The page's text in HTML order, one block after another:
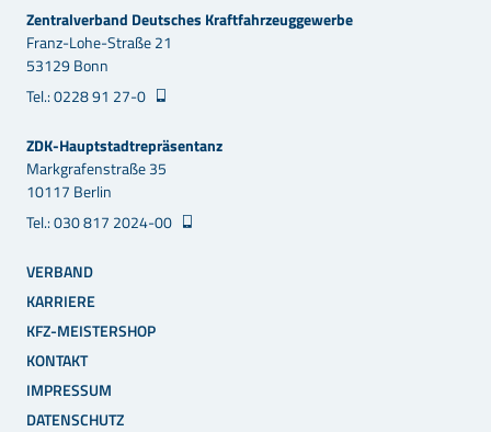
Zentralverband Deutsches Kraftfahrzeuggewerbe
Franz-Lohe-Straße 21
53129 Bonn
Tel.: 0228 91 27-0
ZDK-Hauptstadtrepräsentanz
Markgrafenstraße 35
10117 Berlin
Tel.: 030 817 2024-00
VERBAND
KARRIERE
KFZ-MEISTERSHOP
KONTAKT
IMPRESSUM
DATENSCHUTZ